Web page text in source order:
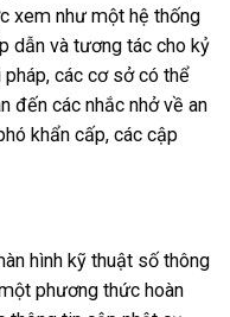
xem như một hệ thống
dẫn và tương tác cho kỷ
các cơ sở có thể
đến các nhắc nhở về an
khẩn cấp, các cập
hình kỹ thuật số thông
phương thức hoàn